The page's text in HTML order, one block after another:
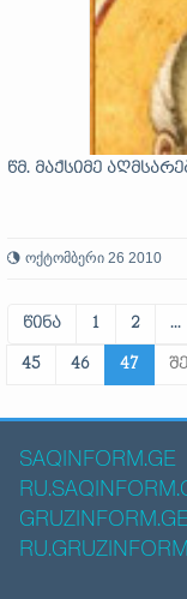
წმ. მაქსიმე
ოქტომბერი 26 2010
წინა 1 2 ...
45 46 47
SAQINFORM.GE
GRUZINFORM.GE